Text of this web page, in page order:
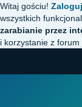
Witaj gościu!
wszystkich
zarabianie przez
i korzystanie z forum